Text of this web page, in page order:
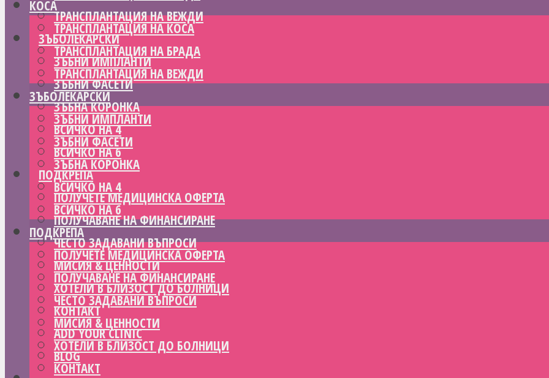
ТРАНСПЛАНТАЦИЯ НА ВЕЖДИ
ЗЪБОЛЕКАРСКИ
ЗЪБНИ ИМПЛАНТИ
ЗЪБНИ ФАСЕТИ
ЗЪБНА КОРОНКА
ВСИЧКО НА 4
ВСИЧКО НА 6
ПОДКРЕПА
ПОЛУЧЕТЕ МЕДИЦИНСКА ОФЕРТА
ПОЛУЧАВАНЕ НА ФИНАНСИРАНЕ
ЧЕСТО ЗАДАВАНИ ВЪПРОСИ
МИСИЯ & ЦЕННОСТИ
ХОТЕЛИ В БЛИЗОСТ ДО БОЛНИЦИ
КОНТАКТ
ADD YOUR CLINIC
BLOG
КОСА
ТРАНСПЛАНТАЦИЯ НА КОСА
ТРАНСПЛАНТАЦИЯ НА БРАДА
ТРАНСПЛАНТАЦИЯ НА ВЕЖДИ
ЗЪБОЛЕКАРСКИ
ЗЪБНИ ИМПЛАНТИ
ЗЪБНИ ФАСЕТИ
ЗЪБНА КОРОНКА
ВСИЧКО НА 4
ВСИЧКО НА 6
ПОДКРЕПА
ПОЛУЧЕТЕ МЕДИЦИНСКА ОФЕРТА
ПОЛУЧАВАНЕ НА ФИНАНСИРАНЕ
ЧЕСТО ЗАДАВАНИ ВЪПРОСИ
МИСИЯ & ЦЕННОСТИ
ХОТЕЛИ В БЛИЗОСТ ДО БОЛНИЦИ
КОНТАКТ